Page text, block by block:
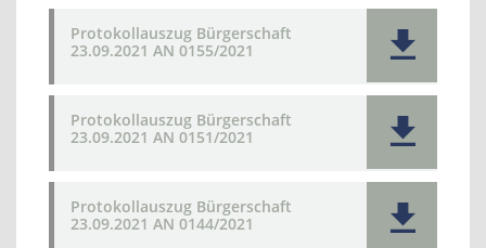
Protokollauszug Bürgerschaft
23.09.2021 AN 0155/2021
Protokollauszug Bürgerschaft
23.09.2021 AN 0151/2021
Protokollauszug Bürgerschaft
23.09.2021 AN 0144/2021